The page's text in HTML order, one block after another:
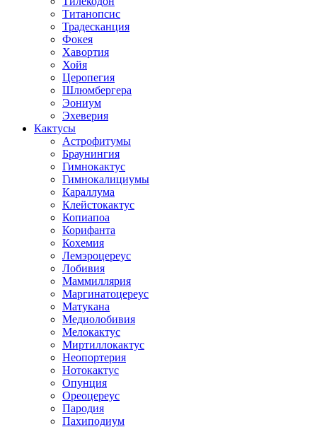
Титанопсис
Традесканция
Фокея
Хавортия
Хойя
Церопегия
Шлюмбергера
Эониум
Эхеверия
Кактусы
Астрофитумы
Браунингия
Гимнокактус
Гимнокалициумы
Караллума
Клейстокактус
Копиапоа
Корифанта
Кохемия
Лемэроцереус
Лобивия
Маммиллярия
Маргинатоцереус
Матукана
Медиолобивия
Мелокактус
Миртиллокактус
Неопортерия
Нотокактус
Опунция
Ореоцереус
Пародия
Пахиподиум